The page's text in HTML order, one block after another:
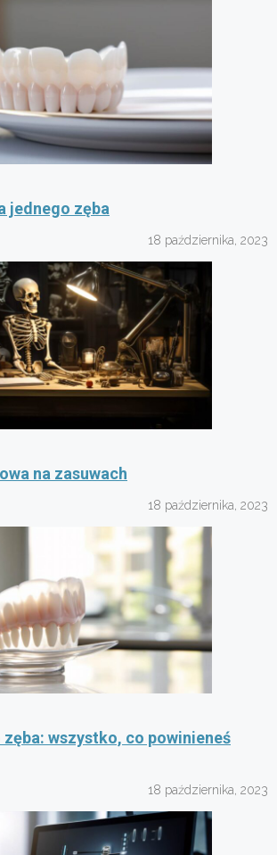
jednego zęba
18 października, 2023
na zasuwach
18 października, 2023
wszystko, co powinieneś
18 października, 2023